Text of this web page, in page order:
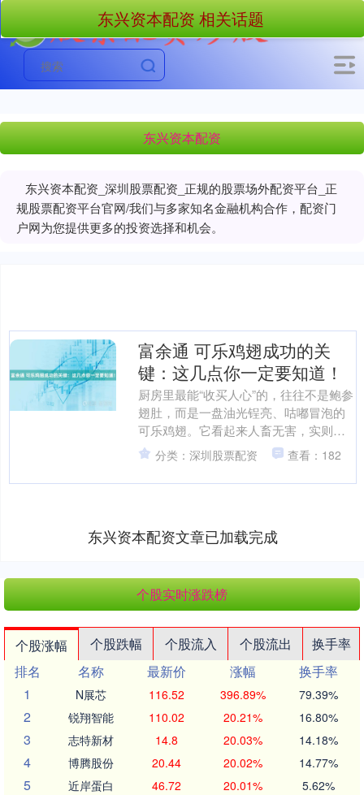
东兴资本配资
东兴资本配资_深圳股票配资_正规的股票场外配资平台_正
规股票配资平台官网/我们与多家知名金融机构合作，配资门
户网为您提供更多的投资选择和机会。
东兴资本配资 相关话题
富余通 可乐鸡翅成功的关
键：这几点你一定要知道！
厨房里最能“收买人心”的，往往不是鲍参
翅肚，而是一盘油光锃亮、咕嘟冒泡的
可乐鸡翅。它看起来人畜无害，实则暗
藏“雷区”：颜色要么黑成老抽本体，要么
淡得像被水稀释；....
分类：深圳股票配资 查看：182
东兴资本配资文章已加载完成
个股实时涨跌榜
个股涨幅 个股跌幅 个股流入 个股流出
换手率
排名
名称 最新价 涨幅
换手率
1
N展芯 116.52 396.89% 79.39%
2 锐翔智能 110.02 20.21% 16.80%
3 志特新材 14.8 20.03% 14.18%
4 博腾股份 20.44 20.02% 14.77%
5 近岸蛋白 46.72 20.01% 5.62%